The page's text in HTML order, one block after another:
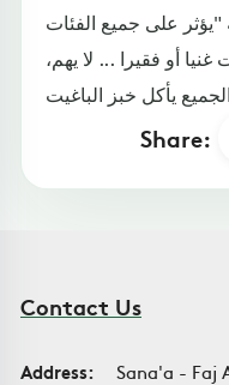
على جميع الفئات
غنيا أو فقيرا ... لا يهم،
Share:
Contact Us
Address:
Sana'a - Faj